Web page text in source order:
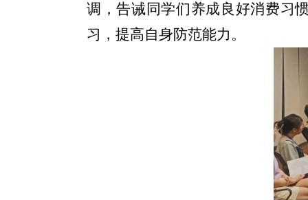
调，告诫同学们养成良好消费习
习，提高自身防范能力。